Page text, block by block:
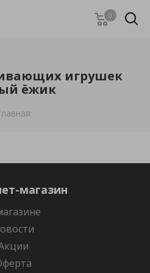
0
игрушек
ёжик
магазин